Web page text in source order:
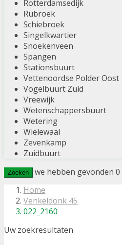
Rotterdamsedijk
Rubroek
Schiebroek
Singelkwartier
Snoekenveen
Spangen
Stationsbuurt
Vettenoordse Polder Oost
Vogelbuurt Zuid
Vreewijk
Wetenschappersbuurt
Wetering
Wielewaal
Zevenkamp
Zuidbuurt
Zoeken we hebben gevonden 0
Home
Venkeldonk 45
022_2160
Uw zoekresultaten